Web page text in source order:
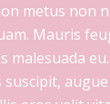
metus non
Mauris
malesuada
suscipit,